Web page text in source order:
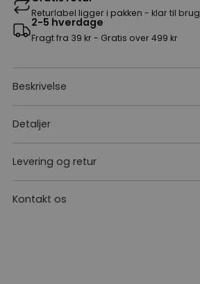
Returlabel ligger i pakken - klar til brug
2-5 hverdage
Fragt fra 39 kr - Gratis over 499 kr
Beskrivelse
Detaljer
Levering og retur
Kontakt os